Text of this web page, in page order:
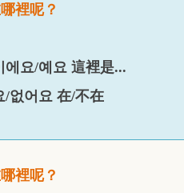
裡呢？
에요/예요 這裡是...
/없어요 在/不在
裡呢？